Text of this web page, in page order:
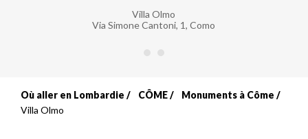
Villa Olmo
Via Simone Cantoni, 1, Como
Fil
Où aller en Lombardie CÔME
Monuments à Côme
Villa Olmo